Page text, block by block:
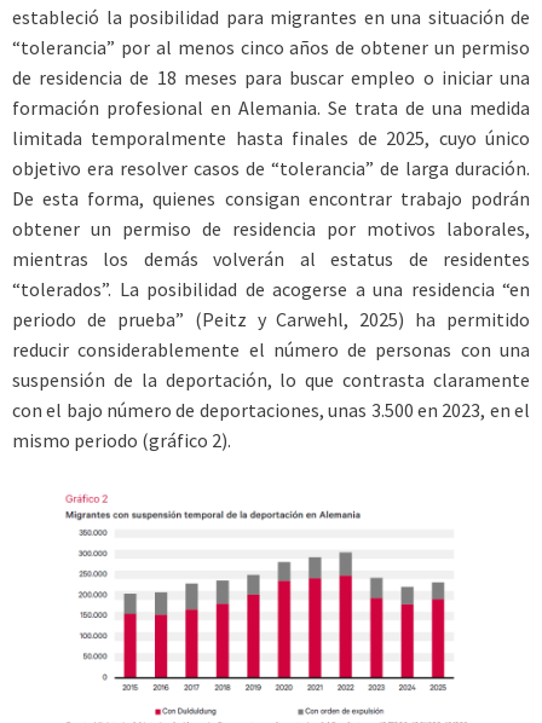
estableció la posibilidad para migrantes en una situación de
“tolerancia” por al menos cinco años de obtener un permiso
de residencia de 18 meses para buscar empleo o iniciar una
formación profesional en Alemania. Se trata de una medida
limitada temporalmente hasta finales de 2025, cuyo único
objetivo era resolver casos de “tolerancia” de larga duración.
De esta forma, quienes consigan encontrar trabajo podrán
obtener un permiso de residencia por motivos laborales,
mientras los demás volverán al estatus de residentes
“tolerados”. La posibilidad de acogerse a una residencia “en
periodo de prueba” (Peitz y Carwehl, 2025) ha permitido
reducir considerablemente el número de personas con una
suspensión de la deportación, lo que contrasta claramente
con el bajo número de deportaciones, unas 3.500 en 2023, en el
mismo periodo (gráfico 2).